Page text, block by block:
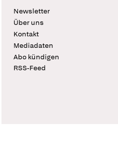
Newsletter
Über uns
Kontakt
Mediadaten
Abo kündigen
RSS-Feed